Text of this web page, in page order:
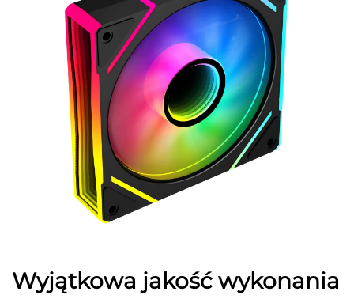
Wyjątkowa jakość wykonania